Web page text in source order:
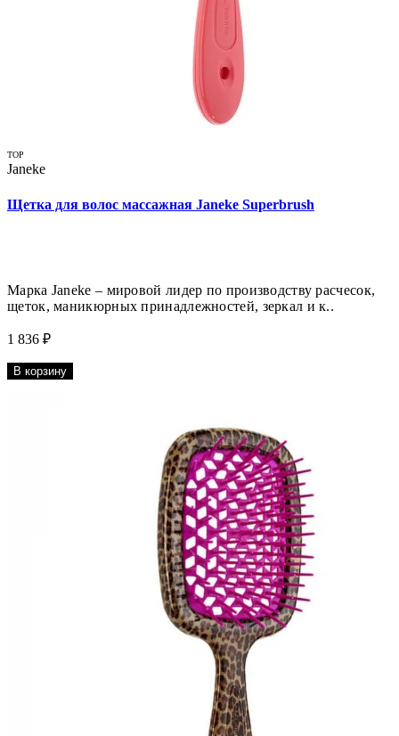
TOP
Janeke
Щетка для волос массажная Janeke Superbrush
Марка Janeke – мировой лидер по производству расчесок,
щеток, маникюрных принадлежностей, зеркал и к..
1 836 ₽
В корзину